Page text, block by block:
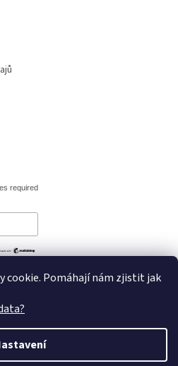
cookie. Pomáhají nám zjistit jak
required
Shoptet